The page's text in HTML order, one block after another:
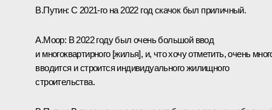
В.Путин: С 2021-го на 2022 год скачок был приличный.
А.Моор: В 2022 году был очень большой ввод
и многоквартирного [жилья], и, что хочу отметить, очень
вводится и строится индивидуального жилищного
строительства.